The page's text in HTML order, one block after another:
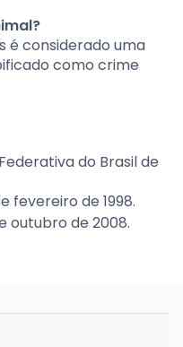
é considerado uma
como crime
do Brasil de
fevereiro de 1998.
outubro de 2008.